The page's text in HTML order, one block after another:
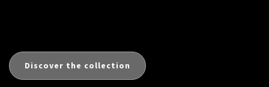
Discover the collection